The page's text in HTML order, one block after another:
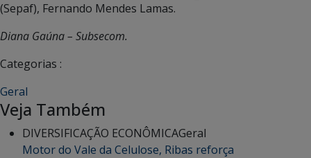
(Sepaf), Fernando Mendes Lamas.
Diana Gaúna – Subsecom.
Categorias :
Geral
Veja Também
DIVERSIFICAÇÃO ECONÔMICAGeral
Motor do Vale da Celulose, Ribas reforça